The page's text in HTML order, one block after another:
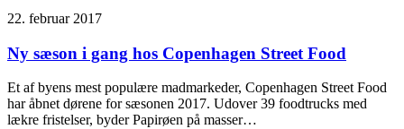
22. februar 2017
Ny sæson i gang hos Copenhagen Street Food
Et af byens mest populære madmarkeder, Copenhagen Street Food
har åbnet dørene for sæsonen 2017. Udover 39 foodtrucks med
lækre fristelser, byder Papirøen på masser…